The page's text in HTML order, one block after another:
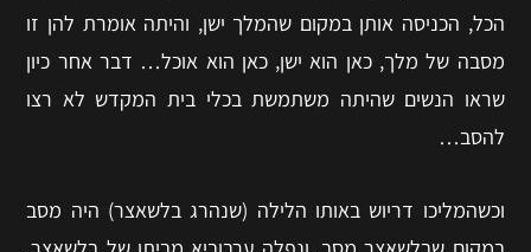
הכל, הכניסה אותן במקום שהמלך ישן, והיתה אומרת להן זו
מסבה של מלך, כאן הוא ישן, כאן הוא אוכל… דבר אחר כיון
שראו הנשים שהיתה משתמשת בכלי בית המקדש לא רצו
להסב…
וכשהמליכו דריוש באותו הלילה (שנהרג בלשאצר) היה מסב